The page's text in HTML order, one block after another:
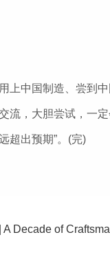
中国制造、尝到中
流，大胆尝试，一定
超出预期”。(完)
Decade of